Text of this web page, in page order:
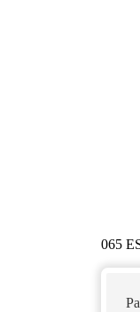
065